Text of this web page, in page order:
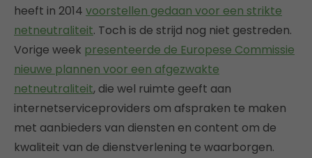
heeft in 2014 voorstellen gedaan voor een strikte
netneutraliteit. Toch is de strijd nog niet gestreden.
Vorige week presenteerde de Europese Commissie
nieuwe plannen voor een afgezwakte
netneutraliteit, die wel ruimte geeft aan
internetserviceproviders om afspraken te maken
met aanbieders van diensten en content om de
kwaliteit van de dienstverlening te waarborgen.